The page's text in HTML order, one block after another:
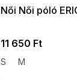
Női Női póló
11 650 Ft
S M